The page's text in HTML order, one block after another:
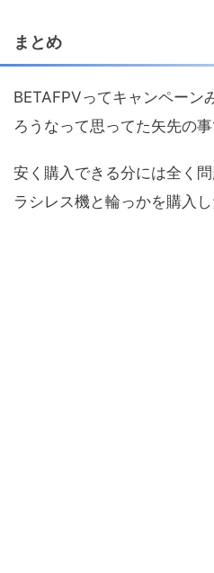
まとめ
BETAFPVってキャンペーン
ろうなって思ってた矢先の事
安く購入できる分には全く
ラシレス機と輪っかを購入